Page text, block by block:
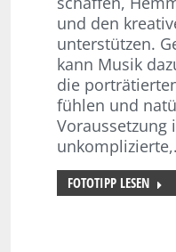
und den
unterstützen.
kann Musik
die
fühlen und
Voraussetzung
FOTOTIPP LESEN